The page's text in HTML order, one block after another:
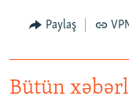
Paylaş
Bütün